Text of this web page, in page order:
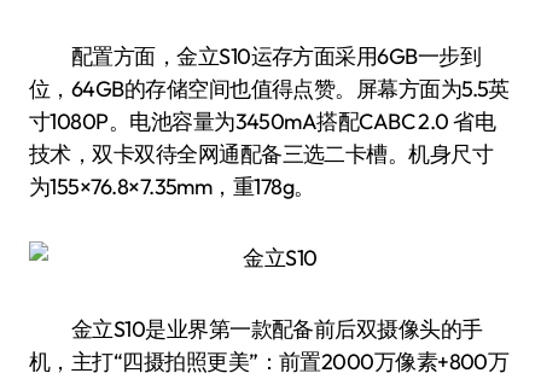
配置方面，金立S10运存方面采用6GB一步到
位，64GB的存储空间也值得点赞。屏幕方面为5.5英
寸1080P。电池容量为3450mA搭配CABC 2.0 省电
技术，双卡双待全网通配备三选二卡槽。机身尺寸
为155×76.8×7.35mm，重178g。
金立S10是业界第一款配备前后双摄像头的手
机，主打“四摄拍照更美”：前置2000万像素+800万